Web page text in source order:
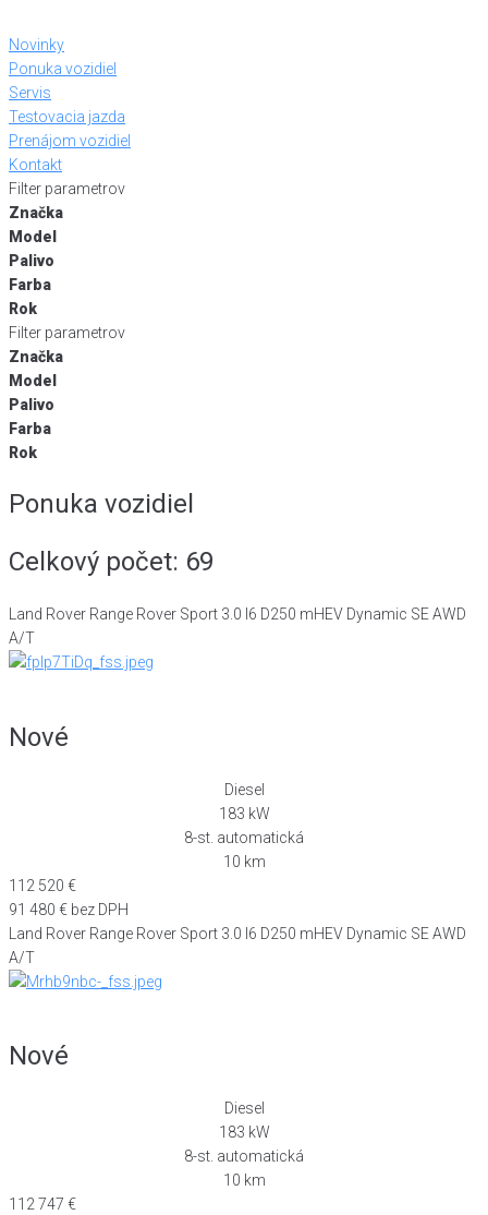
to
content
Novinky
Ponuka vozidiel
Servis
Testovacia jazda
Prenájom vozidiel
Kontakt
Filter parametrov
Značka
Model
Palivo
Farba
Rok
Filter parametrov
Značka
Model
Palivo
Farba
Rok
Ponuka vozidiel
Celkový počet: 69
Land Rover Range Rover Sport 3.0 I6 D250 mHEV Dynamic SE AWD
A/T
Nové
Diesel
183 kW
8-st. automatická
10 km
112 520 €
91 480 € bez DPH
Land Rover Range Rover Sport 3.0 I6 D250 mHEV Dynamic SE AWD
A/T
Nové
Diesel
183 kW
8-st. automatická
10 km
112 747 €